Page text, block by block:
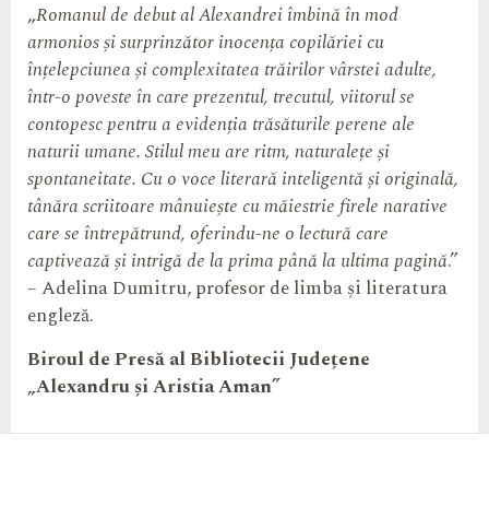
„Romanul de debut al Alexandrei îmbină în mod
armonios și surprinzător inocența copilăriei cu
înțelepciunea și complexitatea trăirilor vârstei adulte,
într-o poveste în care prezentul, trecutul, viitorul se
contopesc pentru a evidenția trăsăturile perene ale
naturii umane. Stilul meu are ritm, naturalețe și
spontaneitate. Cu o voce literară inteligentă și originală,
tânăra scriitoare mânuiește cu măiestrie firele narative
care se întrepătrund, oferindu-ne o lectură care
captivează și intrigă de la prima până la ultima pagină.”
– Adelina Dumitru, profesor de limba și literatura
engleză.
Biroul de Presă al Bibliotecii Județene
„Alexandru și Aristia Aman”